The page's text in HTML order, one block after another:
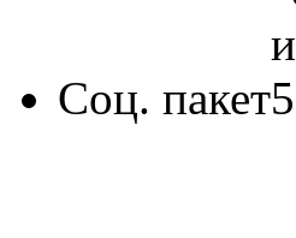
Соц. пакет